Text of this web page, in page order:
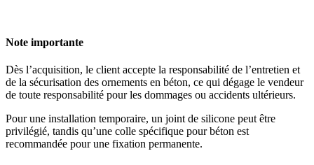
Note importante
Dès l’acquisition, le client accepte la responsabilité de l’entretien et
de la sécurisation des ornements en béton, ce qui dégage le vendeur
de toute responsabilité pour les dommages ou accidents ultérieurs.
Pour une installation temporaire, un joint de silicone peut être
privilégié, tandis qu’une colle spécifique pour béton est
recommandée pour une fixation permanente.